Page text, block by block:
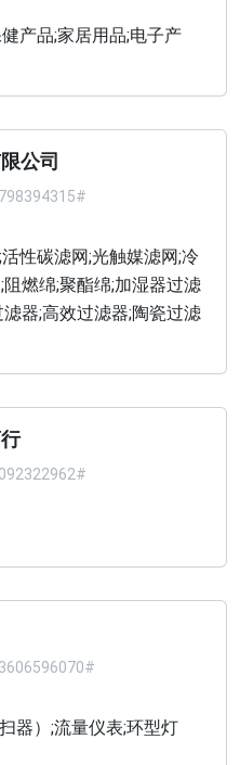
产品;家居用品;电子产
公司
性碳滤网;光触媒滤网;冷
燃绵;聚酯绵;加湿器过滤
器;高效过滤器;陶瓷过滤
器）;流量仪表;环型灯